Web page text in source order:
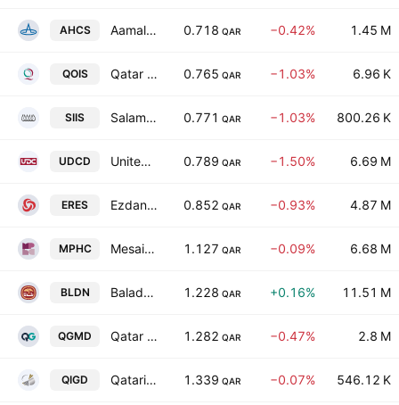
AHCS Aamal Company Q.S.C. 0.718 QAR −0.42% 1.45 M
QOIS Qatar Oman Investment Co. 0.765 QAR −1.03% 6.96 K
SIIS Salam International Investment Ltd. 0.771 QAR −1.03% 800.26 K
UDCD United Development Co. 0.789 QAR −1.50% 6.69 M
ERES Ezdan Holding Group 0.852 QAR −0.93% 4.87 M
MPHC Mesaieed Petrochemical Holding Company Q.S.C. 1.127 QAR −0.09% 6.68 M
BLDN Baladna Q.P.S.C 1.228 QAR +0.16% 11.51 M
QGMD Qatar German For Medical Devices 1.282 QAR −0.47% 2.8 M
QIGD Qatari Investors Group 1.339 QAR −0.07% 546.12 K